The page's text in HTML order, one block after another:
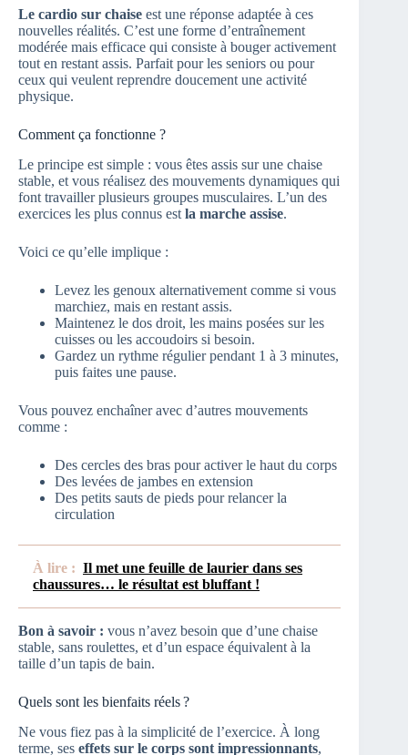
Le cardio sur chaise est une réponse adaptée à ces
nouvelles réalités. C’est une forme d’entraînement
modérée mais efficace qui consiste à bouger activement
tout en restant assis. Parfait pour les seniors ou pour
ceux qui veulent reprendre doucement une activité
physique.
Comment ça fonctionne ?
Le principe est simple : vous êtes assis sur une chaise
stable, et vous réalisez des mouvements dynamiques qui
font travailler plusieurs groupes musculaires. L’un des
exercices les plus connus est la marche assise.
Voici ce qu’elle implique :
Levez les genoux alternativement comme si vous
marchiez, mais en restant assis.
Maintenez le dos droit, les mains posées sur les
cuisses ou les accoudoirs si besoin.
Gardez un rythme régulier pendant 1 à 3 minutes,
puis faites une pause.
Vous pouvez enchaîner avec d’autres mouvements
comme :
Des cercles des bras pour activer le haut du corps
Des levées de jambes en extension
Des petits sauts de pieds pour relancer la
circulation
À lire : Il met une feuille de laurier dans ses
chaussures… le résultat est bluffant !
Bon à savoir : vous n’avez besoin que d’une chaise
stable, sans roulettes, et d’un espace équivalent à la
taille d’un tapis de bain.
Quels sont les bienfaits réels ?
Ne vous fiez pas à la simplicité de l’exercice. À long
terme, ses effets sur le corps sont impressionnants,